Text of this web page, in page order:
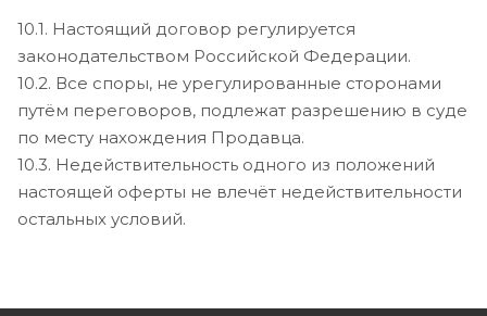
10.1. Настоящий договор регулируется
законодательством Российской Федерации.
10.2. Все споры, не урегулированные сторонами
путём переговоров, подлежат разрешению в суде
по месту нахождения Продавца.
10.3. Недействительность одного из положений
настоящей оферты не влечёт недействительности
остальных условий.